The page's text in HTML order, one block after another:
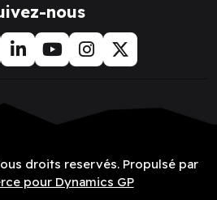
nous
droits reservés. Propulsé par
pour Dynamics GP